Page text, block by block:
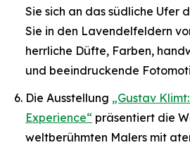
Sie sich an das südliche Ufer
Sie in den Lavendelfeldern
herrliche Düfte, Farben,
und beeindruckende
Die Ausstellung „Gustav
Experience“ präsentiert die
weltberühmten Malers mit